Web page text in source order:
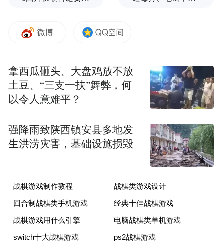
开幕式现场，敦煌飞天鼓舞、非遗鱼灯巡
游，配合无人机灯光秀，将“山海梦幻夜”的
主题演绎得淋漓尽致。随后的山海音乐秀
上，21种广东地方方言歌曲联唱献艺，传递
“山海同心”的发展共鸣。
9个特色功能区同步亮相，成为市民游客的打
卡热点。400平方米的“肇庆味道·东西协作”
馆和“广东优品·湾区优选”馆集中展示来自肇
庆各地、广东各地、大湾区以及东西协作土
特产，优质大米、特色零食、德庆贡柑等产
拿西瓜砸头、大盘鸡放不放
土豆、“三支一扶”舞弊，何
以令人意难平？
强降雨致陕西镇安县多地发
生洪涝灾害，基础设施损毁